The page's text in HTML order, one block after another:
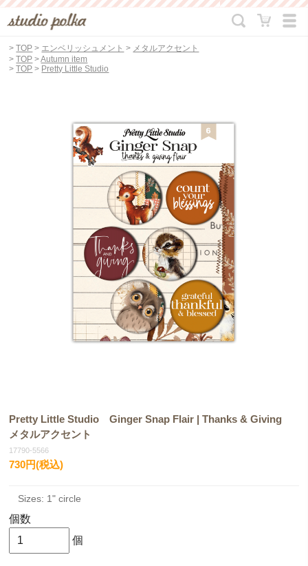
>TOP > エンベリッシュメント > メタルアクセント
>TOP >Autumn item
>TOP > Pretty Little Studio
Pretty Little Studio Ginger Snap Flair | Thanks & Giving
メタルアクセント
17790-5566
730円(税込)
Sizes: 1" circle
個数
個